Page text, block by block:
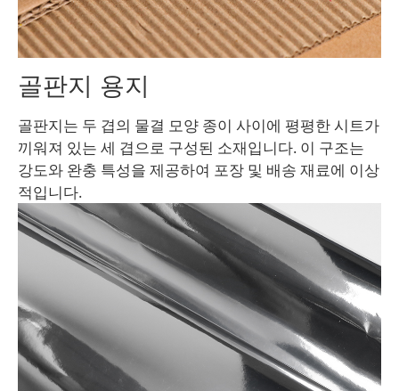
골판지 용지
골판지는 두 겹의 물결 모양 종이 사이에 평평한 시트가
끼워져 있는 세 겹으로 구성된 소재입니다. 이 구조는
강도와 완충 특성을 제공하여 포장 및 배송 재료에 이상
적입니다.